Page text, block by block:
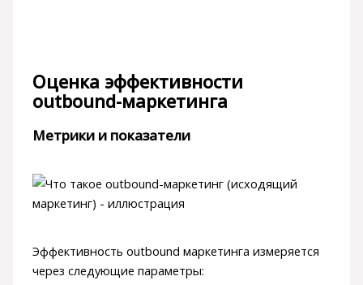
Оценка эффективности
outbound-маркетинга
Метрики и показатели
Эффективность outbound маркетинга измеряется
через следующие параметры: